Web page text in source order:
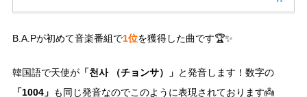
B.A.Pが初めて音楽番組で1位を獲得した曲です🏆✨
韓国語で天使が「천사 （チョンサ）」 と発音します！数字の
「1004」 も同じ発音なのでこのように表現されております👼